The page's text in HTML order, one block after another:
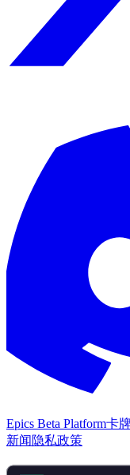
Epics Beta Platform卡
新闻 隐私政策